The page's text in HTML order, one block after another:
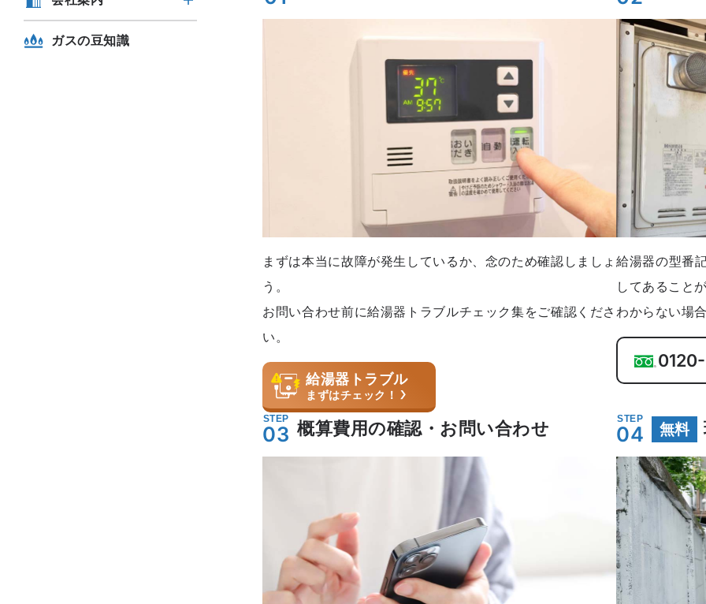
ガスの豆知識
まずは本当に故障が発生しているか、念のため確認しましょ
う。
お問い合わせ前に給湯器トラブルチェック集をご確認くださ
い。
給湯器トラブル
まずはチェック！
給湯器の型番
してあること
わからない場
STEP
03 概算費用の確認・お問い合わせ STEP
04 無料